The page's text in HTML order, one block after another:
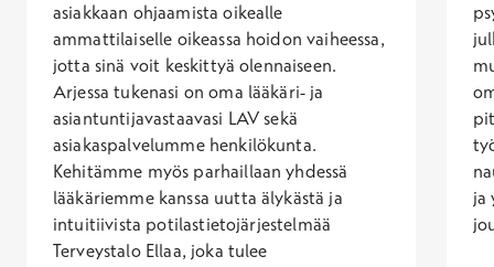
asiakkaan ohjaamista oikealle
ammattilaiselle oikeassa hoidon vaiheessa,
jotta sinä voit keskittyä olennaiseen.
Arjessa tukenasi on oma lääkäri- ja
asiantuntijavastaavasi LAV sekä
asiakaspalvelumme henkilökunta.
Kehitämme myös parhaillaan yhdessä
lääkäriemme kanssa uutta älykästä ja
intuitiivista potilastietojärjestelmää
Terveystalo Ellaa, joka tulee
ja